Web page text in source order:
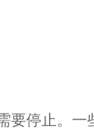
要停止。